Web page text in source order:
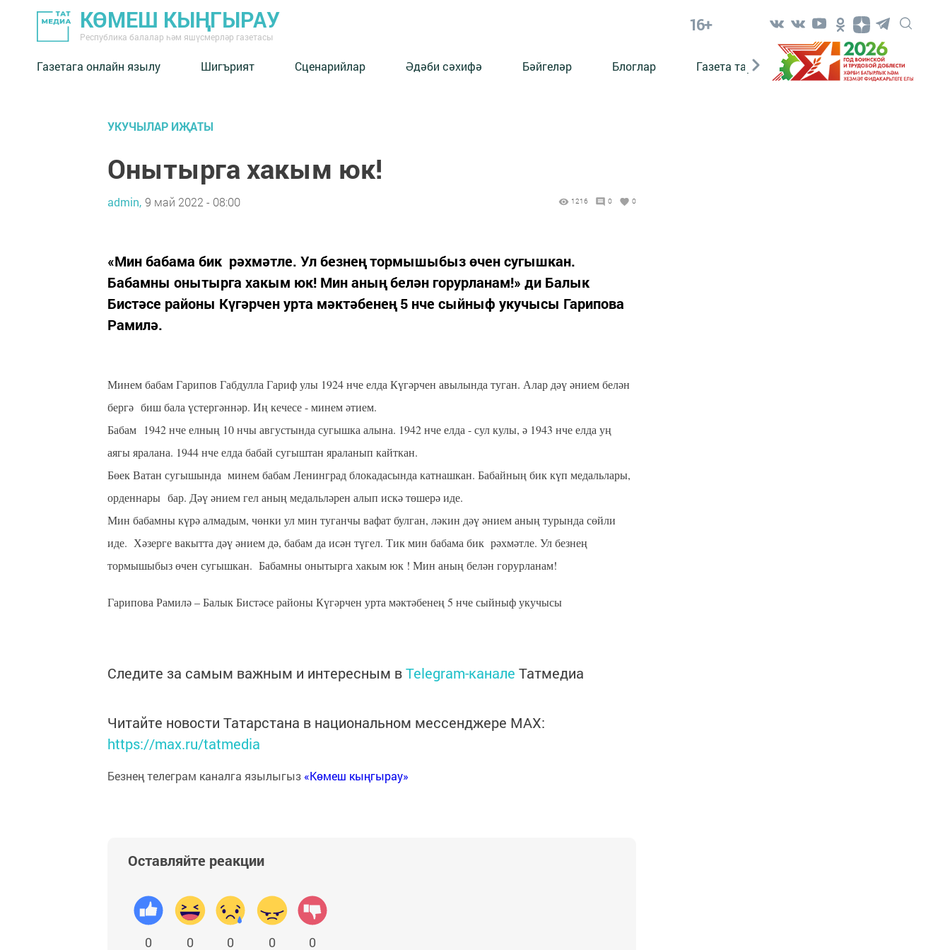
КӨМЕШ КЫҢГЫРАУ
Республика балалар һәм яшүсмерләр газетасы
16+
Газетага онлайн язылу Шигърият Сценарийлар Әдәби сәхифә Бәйгеләр Блоглар Газета тарихы Әкият Әкият
УКУЧЫЛАР ИҖАТЫ
Онытырга хакым юк!
admin, 9 май 2022 - 08:00 1216 0 0
«Мин бабама бик рәхмәтле. Ул безнең тормышыбыз өчен сугышкан.
Бабамны онытырга хакым юк! Мин аның белән горурланам!» ди Балык
Бистәсе районы Күгәрчен урта мәктәбенең 5 нче сыйныф укучысы Гарипова
Рамилә.
Минем бабам Гарипов Габдулла Гариф улы 1924 нче елда Күгәрчен авылында туган. Алар дәү әнием белән
бергә биш бала үстергәннәр. Иң кечесе - минем әтием.
Бабам 1942 нче елның 10 нчы августында сугышка алына. 1942 нче елда - сул кулы, ә 1943 нче елда уң
аягы яралана. 1944 нче елда бабай сугыштан яраланып кайткан.
Бөек Ватан сугышында минем бабам Ленинград блокадасында катнашкан. Бабайның бик күп медальлары,
орденнары бар. Дәү әнием гел аның медальләрен алып искә төшерә иде.
Мин бабамны күрә алмадым, чөнки ул мин туганчы вафат булган, ләкин дәү әнием аның турында сөйли
иде. Хәзерге вакытта дәү әнием дә, бабам да исән түгел. Тик мин бабама бик рәхмәтле. Ул безнең
тормышыбыз өчен сугышкан. Бабамны онытырга хакым юк ! Мин аның белән горурланам!
Гарипова Рамилә – Балык Бистәсе районы Күгәрчен урта мәктәбенең 5 нче сыйныф укучысы
Следите за самым важным и интересным вTelegram-канале Татмедиа
Читайте новости Татарстана в национальном мессенджере MАХ:
https://max.ru/tatmedia
Безнең телеграм каналга язылыгыз «Көмеш кыңгырау»
Оставляйте реакции
0 0 0 0 0